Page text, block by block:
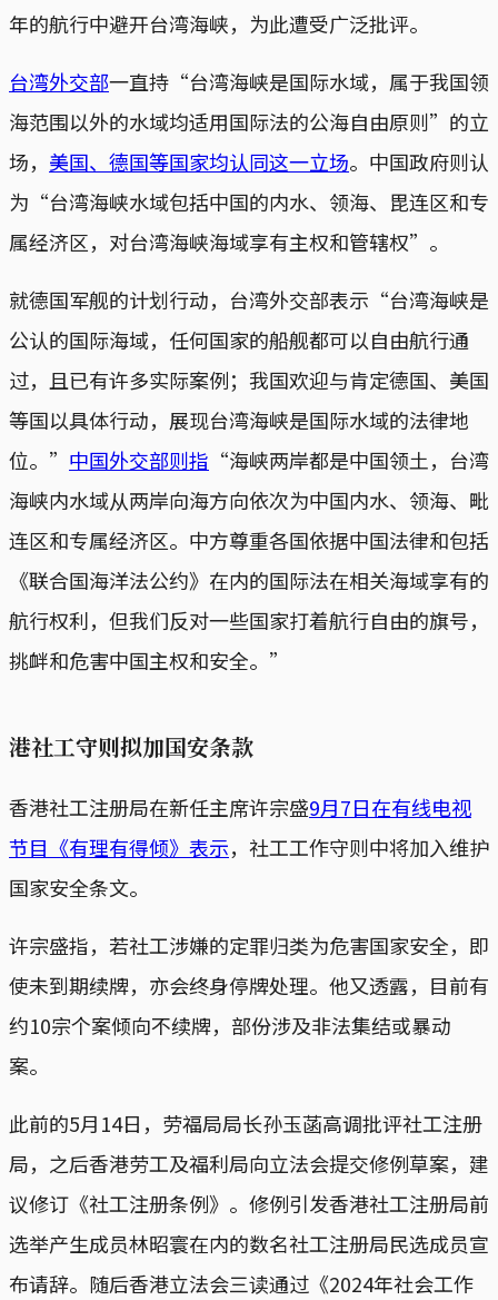
年的航行中避开台湾海峡，为此遭受广泛批评。
台湾外交部一直持“台湾海峡是国际水域，属于我国领
海范围以外的水域均适用国际法的公海自由原则”的立
场， 美国、德国等国家均认同这一立场。中国政府则认
为“台湾海峡水域包括中国的内水、领海、毘连区和专
属经济区，对台湾海峡海域享有主权和管辖权”。
就德国军舰的计划行动，台湾外交部表示“台湾海峡是
公认的国际海域，任何国家的船舰都可以自由航行通
过，且已有许多实际案例；我国欢迎与肯定德国、美国
等国以具体行动，展现台湾海峡是国际水域的法律地
位。” 中国外交部则指 “海峡两岸都是中国领土，台湾
海峡内水域从两岸向海方向依次为中国内水、领海、毗
连区和专属经济区。中方尊重各国依据中国法律和包括
《联合国海洋法公约》在内的国际法在相关海域享有的
航行权利，但我们反对一些国家打着航行自由的旗号，
挑衅和危害中国主权和安全。”
港社工守则拟加国安条款
香港社工注册局在新任主席许宗盛9月7日在有线电视
节目《有理有得倾》表示，社工工作守则中将加入维护
国家安全条文。
许宗盛指，若社工涉嫌的定罪归类为危害国家安全，即
使未到期续牌，亦会终身停牌处理。他又透露，目前有
约10宗个案倾向不续牌，部份涉及非法集结或暴动
案。
此前的5月14日，劳福局局长孙玉菡高调批评社工注册
局，之后香港劳工及福利局向立法会提交修例草案，建
议修订《社工注册条例》。修例引发香港社工注册局前
选举产生成员林昭寰在内的数名社工注册局民选成员宣
布请辞。随后香港立法会三读通过《2024年社会工作